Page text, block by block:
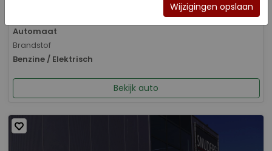
Automaat
Brandstof
Benzine / Elektrisch
Bekijk auto
Wijzigingen opslaan